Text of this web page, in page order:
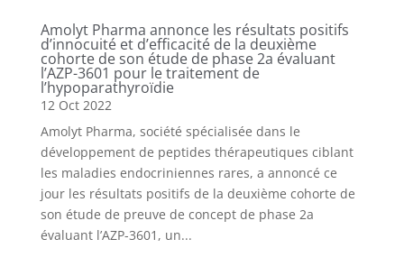
Amolyt Pharma annonce les résultats positifs
d’innocuité et d’efficacité de la deuxième
cohorte de son étude de phase 2a évaluant
l’AZP-3601 pour le traitement de
l’hypoparathyroïdie
12 Oct 2022
Amolyt Pharma, société spécialisée dans le
développement de peptides thérapeutiques ciblant
les maladies endocriniennes rares, a annoncé ce
jour les résultats positifs de la deuxième cohorte de
son étude de preuve de concept de phase 2a
évaluant l’AZP-3601, un...